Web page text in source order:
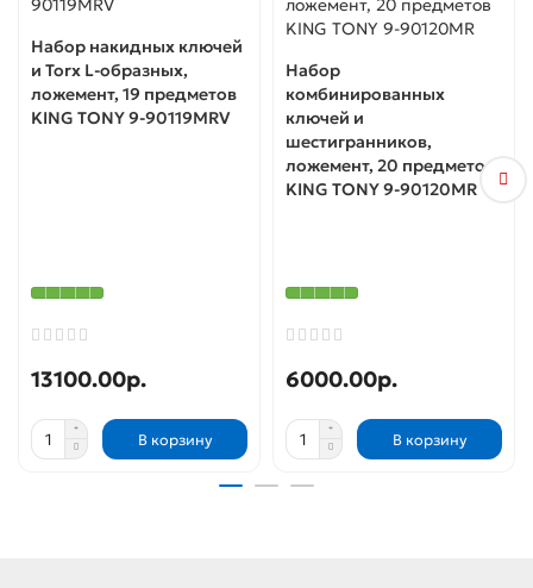
Набор накидных ключей
и Torx L-образных,
ложемент, 19 предметов
KING TONY 9-90119MRV
13100.00р.
В корзину
Набор
комбинированных
ключей и
шестигранников,
ложемент, 20 предметов
KING TONY 9-90120MR
6000.00р.
В корзину